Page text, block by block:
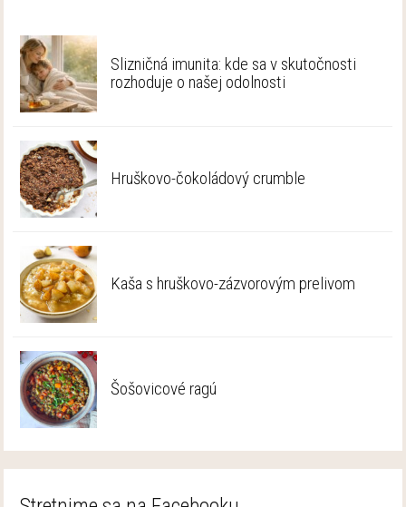
Slizničná imunita: kde sa v skutočnosti
rozhoduje o našej odolnosti
Hruškovo-čokoládový crumble
Kaša s hruškovo-zázvorovým prelivom
Šošovicové ragú